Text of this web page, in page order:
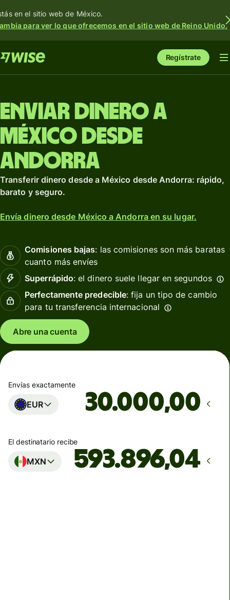
en el sitio web de México.
para ver lo que ofrecemos en el sitio web de Reino Unido.
Regístrate
Enviar dinero a
México desde
Andorra
Transferir dinero desde a México desde Andorra: rápido,
barato y seguro.
Envía dinero desde México a Andorra en su lugar.
Comisiones bajas: las comisiones son más baratas
cuanto más envíes
Superrápido: el dinero suele llegar en segundos
Perfectamente predecible: fija un tipo de cambio
para tu transferencia internacional
Abre una cuenta
Envías exactamente
EUR ,00
El destinatario recibe
MXN